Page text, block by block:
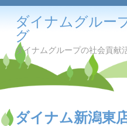
ダイナムグルー
グ
ダイナムグループの社会貢献
ダイナム新潟東